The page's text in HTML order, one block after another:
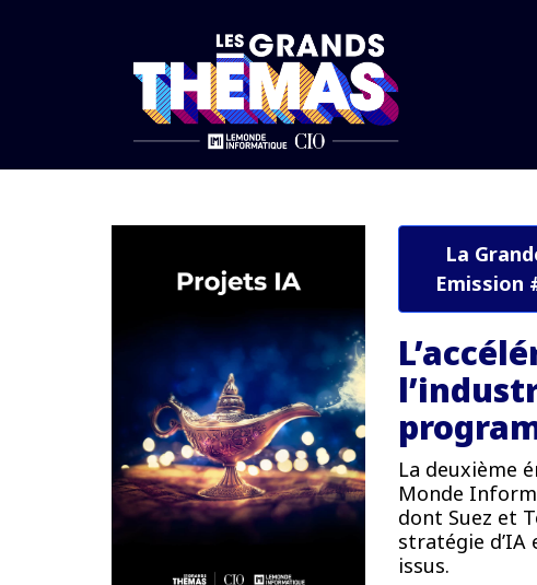
La
Emission
La deuxième
Monde
dont Suez et
stratégie
issus.